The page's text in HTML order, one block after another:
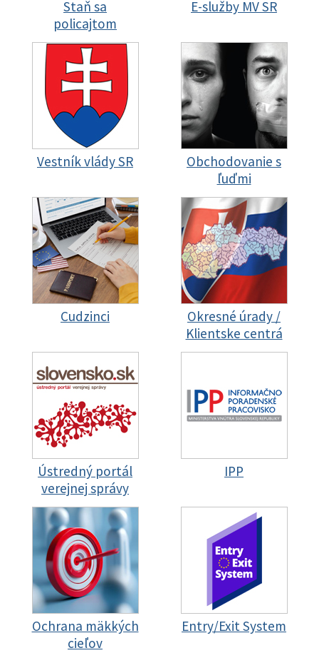
Staň sa
policajtom
E-služby MV SR
Vestník vlády SR
Obchodovanie s
ľuďmi
Cudzinci
Okresné úrady /
Klientske centrá
Ústredný portál
verejnej správy
IPP
Ochrana mäkkých
cieľov
Entry/Exit System